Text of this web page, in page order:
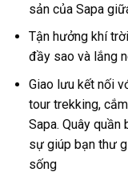
sản của Sapa
Tận hưởng khí
đầy sao và lắng
Giao lưu kết nối
tourtrekking,
Sapa. Quây quần
sự giúp bạn thư
sống